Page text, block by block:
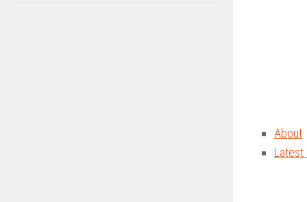
About
Latest